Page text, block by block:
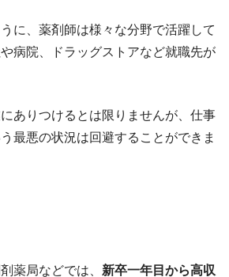
に、薬剤師は様々な分野で活躍して
病院、ドラッグストアなど就職先が
ありつけるとは限りませんが、仕事
最悪の状況は回避することができま
薬局などでは、 新卒一年目から高収